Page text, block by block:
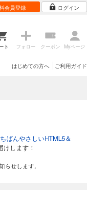
会員登録 ログイン
ト フォロー クーポン Myページ
ご利用ガイド
はじめての方へ
ばんやさしいHTML5＆
します！
せします。